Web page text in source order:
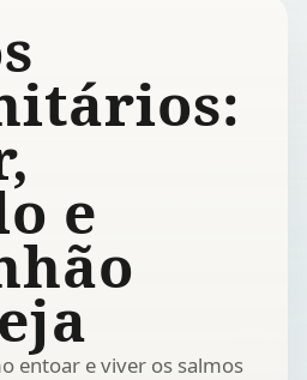
e
entoar e viver os salmos